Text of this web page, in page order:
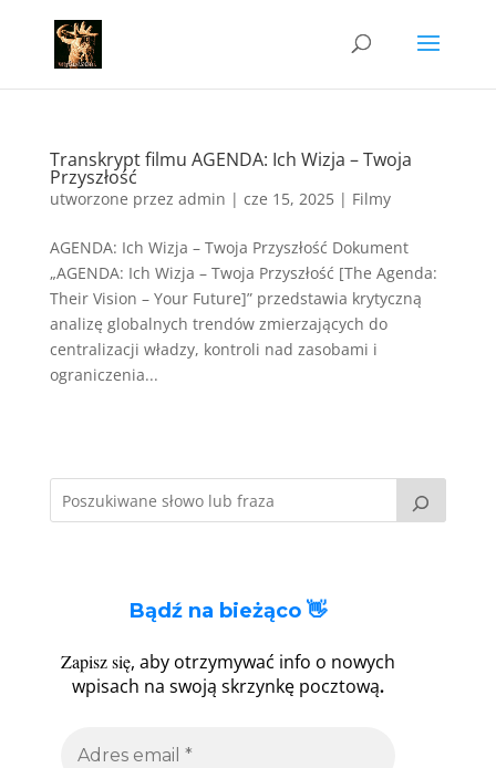
Transkrypt filmu AGENDA: Ich Wizja – Twoja
Przyszłość
utworzone przez admin | cze 15, 2025| Filmy
AGENDA: Ich Wizja – Twoja Przyszłość Dokument
„AGENDA: Ich Wizja – Twoja Przyszłość [The Agenda:
Their Vision – Your Future]” przedstawia krytyczną
analizę globalnych trendów zmierzających do
centralizacji władzy, kontroli nad zasobami i
ograniczenia...
Bądź na bieżąco 👋
Zapisz się, aby otrzymywać info o nowych
wpisach na swoją skrzynkę pocztową.